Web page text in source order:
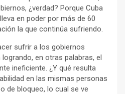
¿verdad? Porque Cuba
en poder por más de 60
la que continúa sufriendo.
sufrir a los gobiernos
en otras palabras, el
ineficiente. ¿Y qué resulta
en las mismas personas
de bloqueo, lo cual se ve